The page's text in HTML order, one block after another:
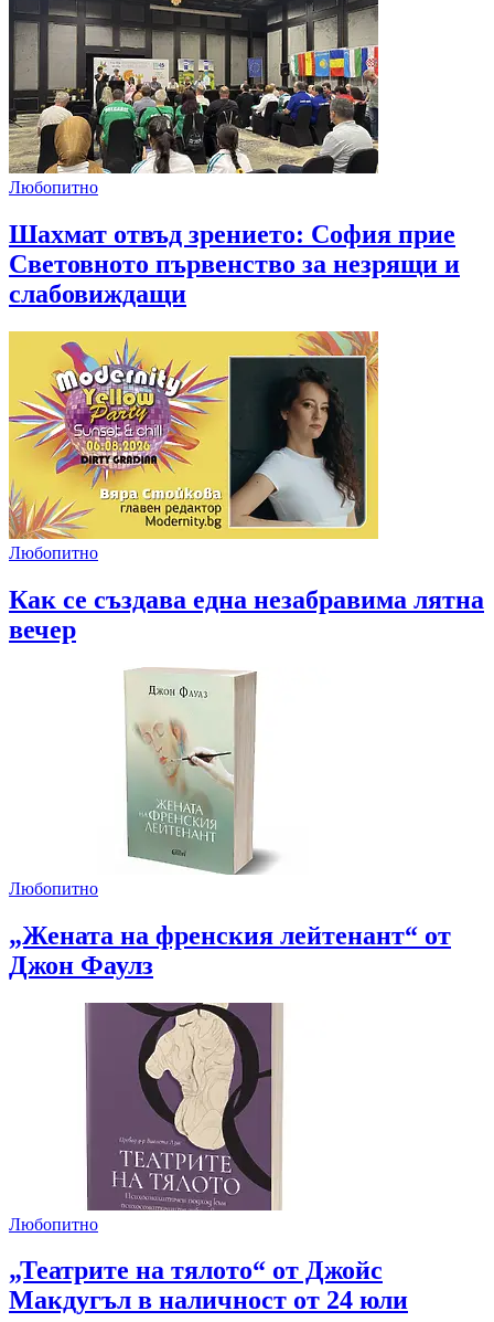
Любопитно
Шахмат отвъд зрението: София прие
Световното първенство за незрящи и
слабовиждащи
Любопитно
Как се създава една незабравима лятна
вечер
Любопитно
„Жената на френския лейтенант“ от
Джон Фаулз
Любопитно
„Театрите на тялото“ от Джойс
Макдугъл в наличност от 24 юли